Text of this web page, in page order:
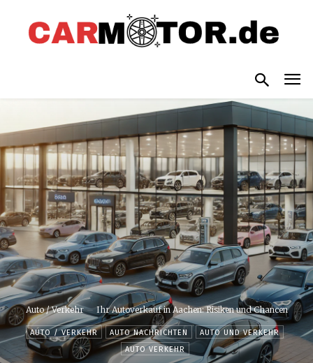
Auto / Verkehr Ihr Autoverkauf in Aachen: Risiken und Chancen
AUTO / VERKEHR AUTO NACHRICHTEN
AUTO UND VERKEHR
AUTO VERKEHR